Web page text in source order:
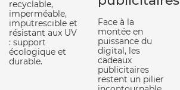
recyclable,
imperméable,
imputrescible et
résistant aux UV
: support
écologique et
durable.
Face à la
montée en
puissance du
digital, les
cadeaux
publicitaires
restent un pilier